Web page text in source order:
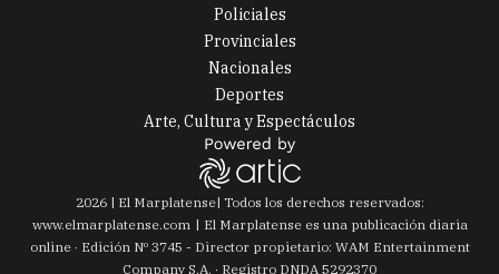
Policiales
Provinciales
Nacionales
Deportes
Arte, Cultura y Espectáculos
2026| El Marplatense| Todos los derechos reservados:
www.elmarplatense.com
El Marplatense es una publicación diaria
online · Edición Nº 3745 - Director propietario: WAM Entertainment
Company S.A. · Registro DNDA 5292370